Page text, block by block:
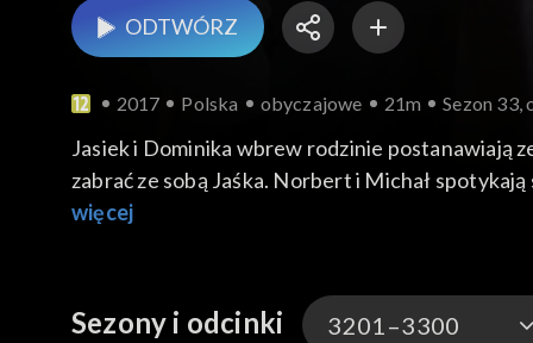
ODTWÓRZ
2017 Polska obyczajowe 21m Sezon 33,
Jasiek i Dominika wbrew rodzinie postanawiają
zabrać ze sobą Jaśka. Norbert i Michał
impreza andrzejkowa ze specjalnym udziałem
więcej
Sezony i odcinki 3201–3300